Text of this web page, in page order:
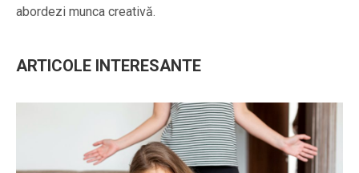
abordezi munca creativă.
ARTICOLE INTERESANTE